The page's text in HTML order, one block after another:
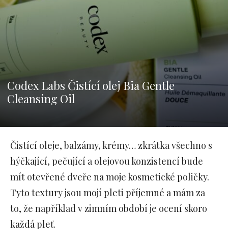
Codex Labs Čistící olej Bia Gentle
Cleansing Oil
Čistící oleje, balzámy, krémy… zkrátka všechno s
hýčkající, pečující a olejovou konzistencí bude
mít otevřené dveře na moje kosmetické poličky.
Tyto textury jsou mojí pleti příjemné a mám za
to, že například v zimním období je ocení skoro
každá pleť.